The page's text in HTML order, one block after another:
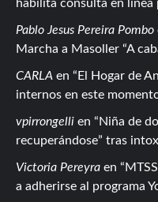
habilita consulta en línea
Pablo Jesus Pereira Pombo
Marcha a Masoller “A
CARLA en
El Hogar de
internos en este
vpirrongelli en
Niña de
recuperándose” tras
Victoria Pereyra en
a adherirse al programa